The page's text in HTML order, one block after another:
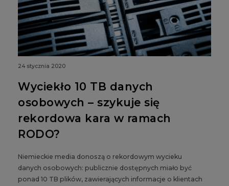
24 stycznia 2020
Wyciekło 10 TB danych
osobowych – szykuje się
rekordowa kara w ramach
RODO?
Niemieckie media donoszą o rekordowym wycieku
danych osobowych: publicznie dostępnych miało być
ponad 10 TB plików, zawierających informacje o klientach